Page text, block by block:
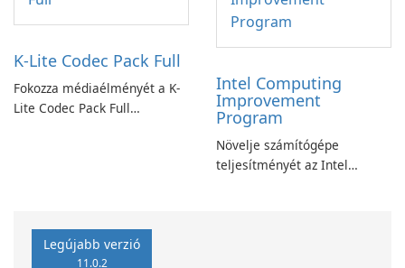
K-Lite Codec Pack Full
Fokozza médiaélményét a K-
Lite Codec Pack Full
Intel Computing
Improvement
Program
Növelje számítógépe
teljesítményét az Intel
Legújabb verzió
11.0.2